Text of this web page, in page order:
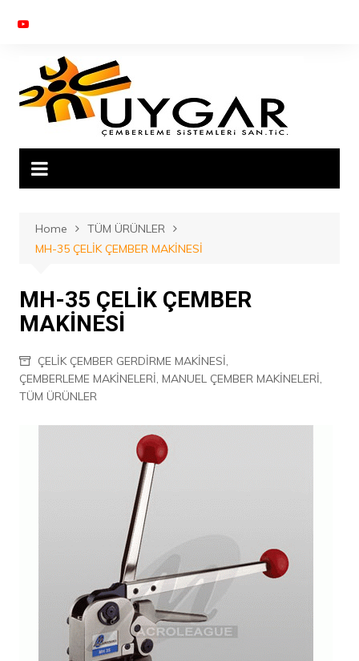
Home
TÜM ÜRÜNLER
MH-35 ÇELİK ÇEMBER MAKİNESİ
MH-35 ÇELİK ÇEMBER
MAKİNESİ
ÇELİK ÇEMBER GERDİRME MAKİNESİ,
ÇEMBERLEME MAKİNELERİ, MANUEL ÇEMBER MAKİNELERİ,
TÜM ÜRÜNLER